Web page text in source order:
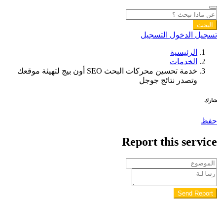
البحث
تسجيل الدخول التسجيل
الرئيسية
الخدمات
خدمة تحسين محركات البحث SEO أون بيج لتهيئة موقعك
وتصدر نتائج جوجل
شارك
حفظ
Report this service
Send Report